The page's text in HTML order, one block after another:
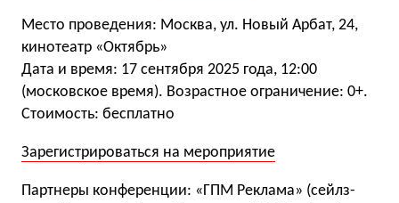
Место проведения: Москва, ул. Новый Арбат, 24,
кинотеатр «Октябрь»
Дата и время: 17 сентября 2025 года, 12:00
(московское время). Возрастное ограничение: 0+.
Стоимость: бесплатно
Зарегистрироваться на мероприятие
Партнеры конференции: «ГПМ Реклама» (сейлз-